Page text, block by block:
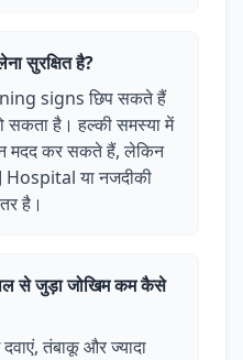
सुरक्षित है?
signs छिप सकते हैं
है। हल्की समस्या में
मदद कर सकते हैं, लेकिन
Hospital या नजदीकी
है।
से जुड़ा जोखिम कम कैसे
तंबाकू और ज्यादा